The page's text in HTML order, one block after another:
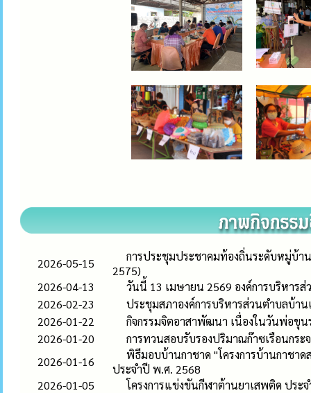
2026-05-15
การประชุมประชาคมท้องถิ่นระดับหมู่บ้
2575)
2026-04-13
วันนี้ 13 เมษายน 2569 องค์การบริหาร
2026-02-23
ประชุมสภาองค์การบริหารส่วนตำบลบ้าน
2026-01-22
กิจกรรมจิตอาสาพัฒนา เนื่องในวันพ่อขุ
2026-01-20
การทวนสอบรับรองปริมาณก๊าซเรือนกระ
2026-01-16
พิธีมอบบ้านกาชาด "โครงการบ้านกาชา
ประจำปี พ.ศ. 2568
2026-01-05
โครงการแข่งขันกีฬาต้านยาเสพติด ประ